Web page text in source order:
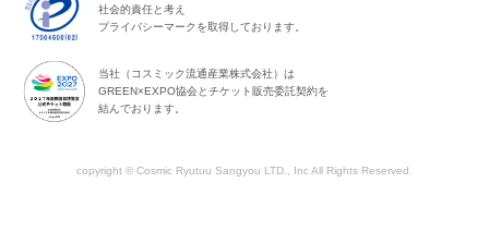
社会的責任と考え
プライバシーマークを取得しております。
当社（コスミック流通産業株式会社）は
GREEN×EXPO協会とチケット販売委託契約を
結んでおります。
copyright © Cosmic Ryutuu Sangyou LTD., Inc All Rights Reserved.